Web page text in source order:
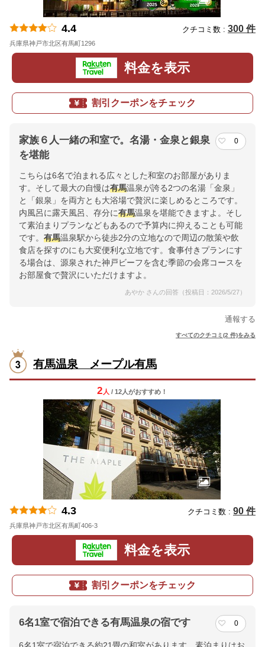
4.4 クチコミ数 : 300 件
兵庫県神戸市北区有馬町1296
料金を表示
割引クーポンをチェック
家族６人一緒の和室で。名湯・金泉と銀泉
を堪能
0
こちらは6名で泊まれる広々とした和室のお部屋がありま
す。そして最大の自慢は有馬温泉が誇る2つの名湯「金泉」
と「銀泉」を両方とも大浴場で贅沢に楽しめるところです。
内風呂に露天風呂、存分に有馬温泉を堪能できますよ。そし
て素泊まりプランなどもあるので予算内に抑えることも可能
です。 有馬温泉駅から徒歩2分の立地なので周辺の散策や飲
食店を探すのにも大変便利な立地です。食事付きプランにす
る場合は、源泉された神戸ビーフを含む季節の会席コースを
お部屋食で贅沢にいただけますよ。
あやか さんの回答（投稿日：2026/5/27）
通報する
すべてのクチコミ(2 件)をみる
有馬温泉 メープル有馬
2 人 / 12人がおすすめ！
4.3 クチコミ数 : 90 件
兵庫県神戸市北区有馬町406-3
料金を表示
割引クーポンをチェック
6名1室で宿泊できる有馬温泉の宿です 0